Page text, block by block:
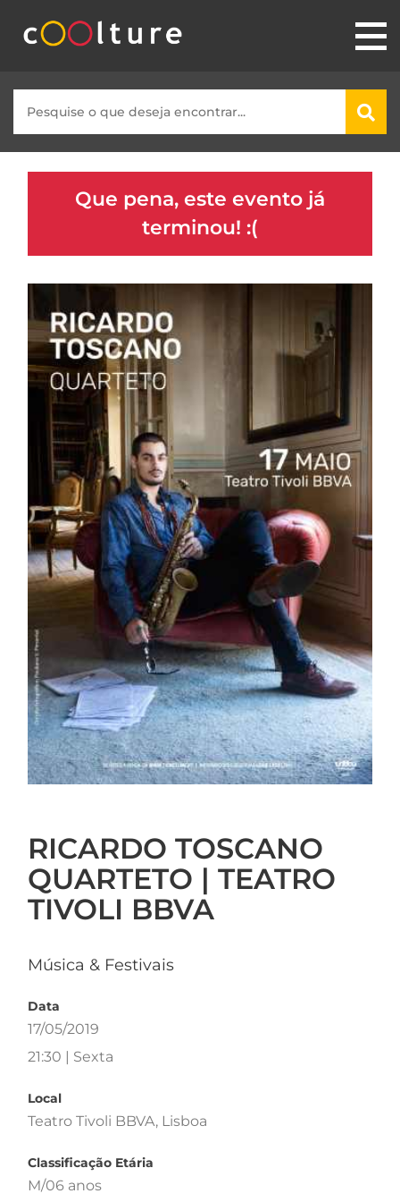
Que pena, este evento já
terminou! :(
RICARDO TOSCANO
QUARTETO | TEATRO
TIVOLI BBVA
Música & Festivais
Data
17/05/2019
21:30 | Sexta
Local
Teatro Tivoli BBVA, Lisboa
Classificação Etária
M/06 anos